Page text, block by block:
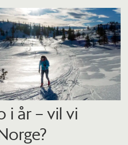
i år – vil vi